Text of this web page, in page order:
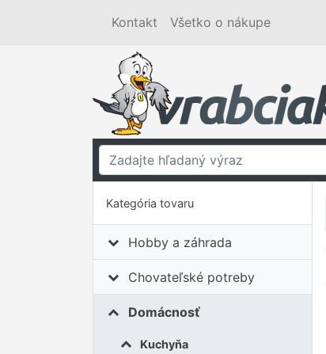
Kontakt Všetko o nákupe
Kategória tovaru
Hobby a záhrada
Chovateľské potreby
Domácnosť
Kuchyňa